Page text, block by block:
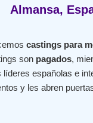
Almansa,
castings para
son pagados,
españolas e
y les abren